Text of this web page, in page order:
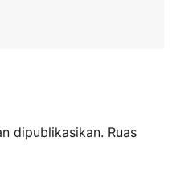
dipublikasikan. Ruas